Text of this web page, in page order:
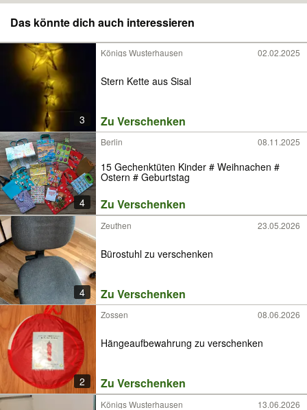
Das könnte dich auch interessieren
3
Königs Wusterhausen 02.02.2025
Stern Kette aus Sisal
Zu Verschenken
4
Berlin 08.11.2025
15 Gechenktüten Kinder # Weihnachen #
Ostern # Geburtstag
Zu Verschenken
4
Zeuthen 23.05.2026
Bürostuhl zu verschenken
Zu Verschenken
2
Zossen 08.06.2026
Hängeaufbewahrung zu verschenken
Zu Verschenken
Königs Wusterhausen 13.06.2026